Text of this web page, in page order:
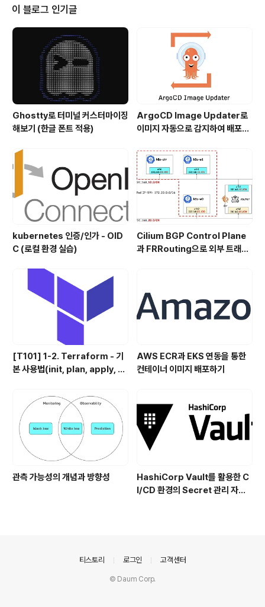
TPOINTnvme1n1 259:0 0 30G 0 disk /datanvme
0n1 259:1 0 16G 0 disk└─nvme0n1p1 259:2 0 8
G 0 part /└─nvme0n1p128 2..
이 블로그 인기글
Ghostty로 터미널 커스터마이징
해보기 (한글 폰트 적용)
ArgoCD Image Updater로
이미지 자동으로 감지하여 배포하
kubernetes 인증/인가 - OID
C (로컬 환경 실습)
Cilium BGP Control Plane
과 FRRouting으로 외부 트래픽
[T101] 1-2. Terraform - 기
본 사용법(init, plan, apply, d
AWS ECR과 EKS 연동을 통한
컨테이너 이미지 배포하기
관측 가능성의 개념과 방향성
HashiCorp Vault를 활용한 C
I/CD 환경의 Secret 관리 자동
티스토리 로그인 고객센터
© Daum Corp.